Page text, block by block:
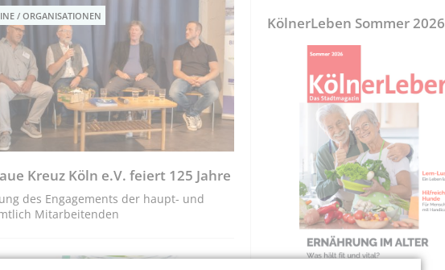
/ ORGANISATIONEN
Kreuz Köln e.V. feiert 125 Jahre
des Engagements der haupt- und
Mitarbeitenden
KölnerLeben Sommer 2026